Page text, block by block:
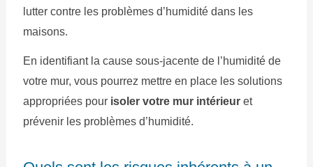
lutter contre les problèmes d’humidité dans les
maisons.
En identifiant la cause sous-jacente de l’humidité de
votre mur, vous pourrez mettre en place les solutions
appropriées pour isoler votre mur intérieuret
prévenir les problèmes d’humidité.